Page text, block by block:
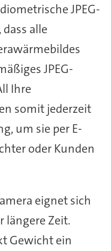
JPEG-
alle
JPEG-
Ihre
somit jederzeit
um sie per E-
oder Kunden
eignet sich
längere Zeit.
Gewicht ein